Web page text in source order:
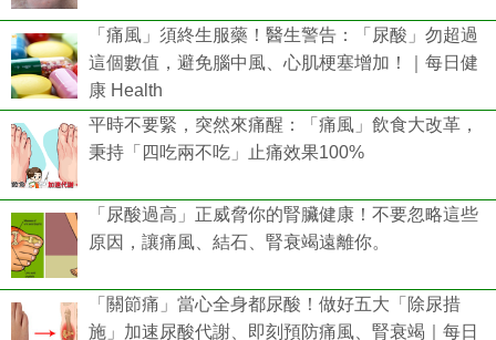
「痛風」須終生服藥！醫生警告：「尿酸」勿超過
這個數值，避免腦中風、心肌梗塞增加！｜每日健
康 Health
平時不要緊，突然來痛醒：「痛風」飲食大改革，
秉持「四吃兩不吃」止痛效果100%
「尿酸過高」正威脅你的腎臟健康！不要忽略這些
原因，讓痛風、結石、腎衰竭遠離你。
「關節痛」當心全身都尿酸！做好五大「除尿措
施」加速尿酸代謝、即刻預防痛風、腎衰竭｜每日